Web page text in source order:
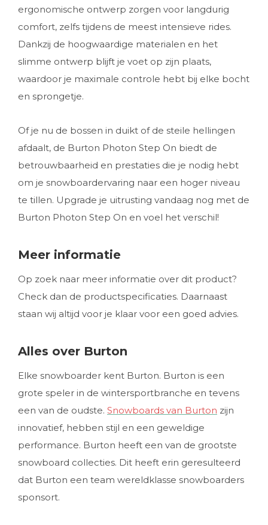
ergonomische ontwerp zorgen voor langdurig
comfort, zelfs tijdens de meest intensieve rides.
Dankzij de hoogwaardige materialen en het
slimme ontwerp blijft je voet op zijn plaats,
waardoor je maximale controle hebt bij elke bocht
en sprongetje.
Of je nu de bossen in duikt of de steile hellingen
afdaalt, de Burton Photon Step On biedt de
betrouwbaarheid en prestaties die je nodig hebt
om je snowboardervaring naar een hoger niveau
te tillen. Upgrade je uitrusting vandaag nog met de
Burton Photon Step On en voel het verschil!
Meer informatie
Op zoek naar meer informatie over dit product?
Check dan de productspecificaties. Daarnaast
staan wij altijd voor je klaar voor een goed advies.
Alles over Burton
Elke snowboarder kent Burton. Burton is een
grote speler in de wintersportbranche en tevens
een van de oudste. Snowboards van Burton zijn
innovatief, hebben stijl en een geweldige
performance. Burton heeft een van de grootste
snowboard collecties. Dit heeft erin geresulteerd
dat Burton een team wereldklasse snowboarders
sponsort.